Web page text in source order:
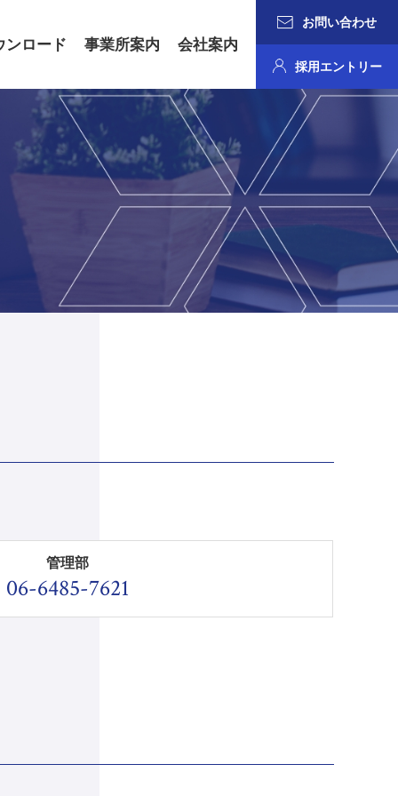
ンロード 事業所案内 会社案内
お問い合わせ
採用エントリー
管理部
06-6485-7621